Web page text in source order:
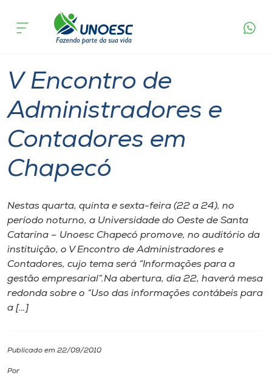
Cursos
Pesquisa
Atendimento ao Estudante
Portal de Ensino
A
Unoesc
Internacionalização
I.nova
Cultura
acontece
V Encontro de
Administradores e
Contadores em
Chapecó
Nestas quarta, quinta e sexta-feira (22 a 24), no
período noturno, a Universidade do Oeste de Santa
Catarina – Unoesc Chapecó promove, no auditório da
instituição, o V Encontro de Administradores e
Contadores, cujo tema será “Informações para a
gestão empresarial”.Na abertura, dia 22, haverá mesa
redonda sobre o “Uso das informações contábeis para
a […]
Publicado em 22/09/2010
Por